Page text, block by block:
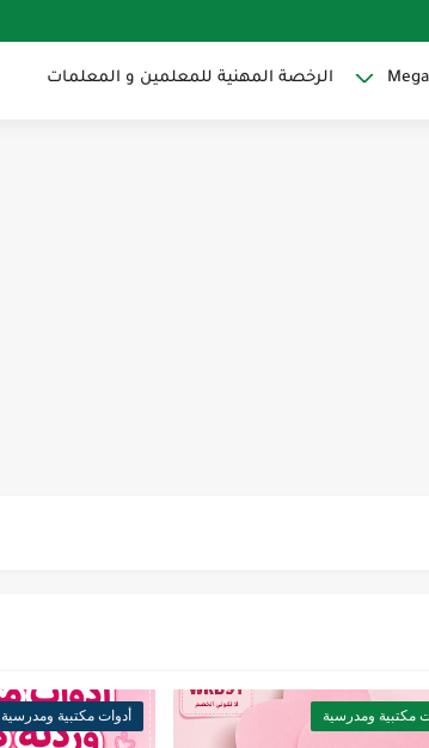
الرخصة المهنية للمعلمين و المعلمات
مكتبية ومدرسية أدوات مكتبية ومدرسية